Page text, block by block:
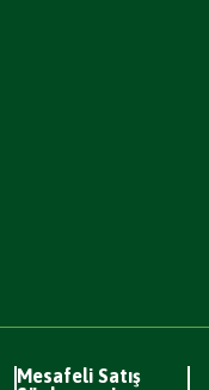
Mesafeli Satış